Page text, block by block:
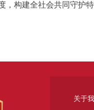
，构建全社会共同守护
关于